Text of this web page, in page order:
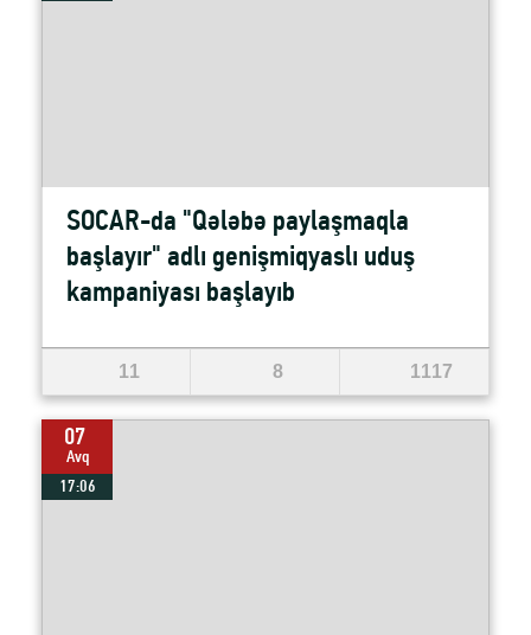
SOCAR-da "Qələbə paylaşmaqla
başlayır" adlı genişmiqyaslı uduş
kampaniyası başlayıb
11 8 1117
07
Avq
17:06